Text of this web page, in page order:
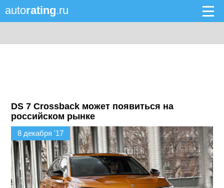
autorating.ru
DS 7 Crossback может появиться на
российском рынке
8 декабря '17